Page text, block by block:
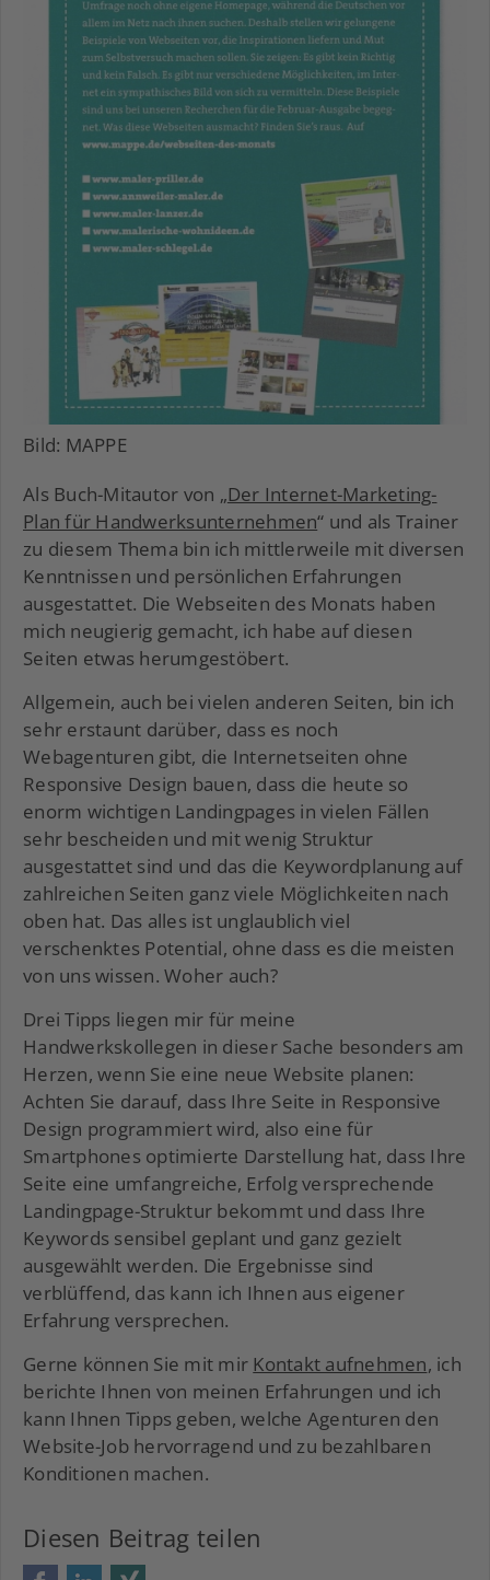
Bild: MAPPE
Als Buch-Mitautor von „Der Internet-Marketing-
Plan für Handwerksunternehmen“ und als Trainer
zu diesem Thema bin ich mittlerweile mit diversen
Kenntnissen und persönlichen Erfahrungen
ausgestattet. Die Webseiten des Monats haben
mich neugierig gemacht, ich habe auf diesen
Seiten etwas herumgestöbert.
Allgemein, auch bei vielen anderen Seiten, bin ich
sehr erstaunt darüber, dass es noch
Webagenturen gibt, die Internetseiten ohne
Responsive Design bauen, dass die heute so
enorm wichtigen Landingpages in vielen Fällen
sehr bescheiden und mit wenig Struktur
ausgestattet sind und das die Keywordplanung auf
zahlreichen Seiten ganz viele Möglichkeiten nach
oben hat. Das alles ist unglaublich viel
verschenktes Potential, ohne dass es die meisten
von uns wissen. Woher auch?
Drei Tipps liegen mir für meine
Handwerkskollegen in dieser Sache besonders am
Herzen, wenn Sie eine neue Website planen:
Achten Sie darauf, dass Ihre Seite in Responsive
Design programmiert wird, also eine für
Smartphones optimierte Darstellung hat, dass Ihre
Seite eine umfangreiche, Erfolg versprechende
Landingpage-Struktur bekommt und dass Ihre
Keywords sensibel geplant und ganz gezielt
ausgewählt werden. Die Ergebnisse sind
verblüffend, das kann ich Ihnen aus eigener
Erfahrung versprechen.
Gerne können Sie mit mir Kontakt aufnehmen, ich
berichte Ihnen von meinen Erfahrungen und ich
kann Ihnen Tipps geben, welche Agenturen den
Website-Job hervorragend und zu bezahlbaren
Konditionen machen.
Diesen Beitrag teilen